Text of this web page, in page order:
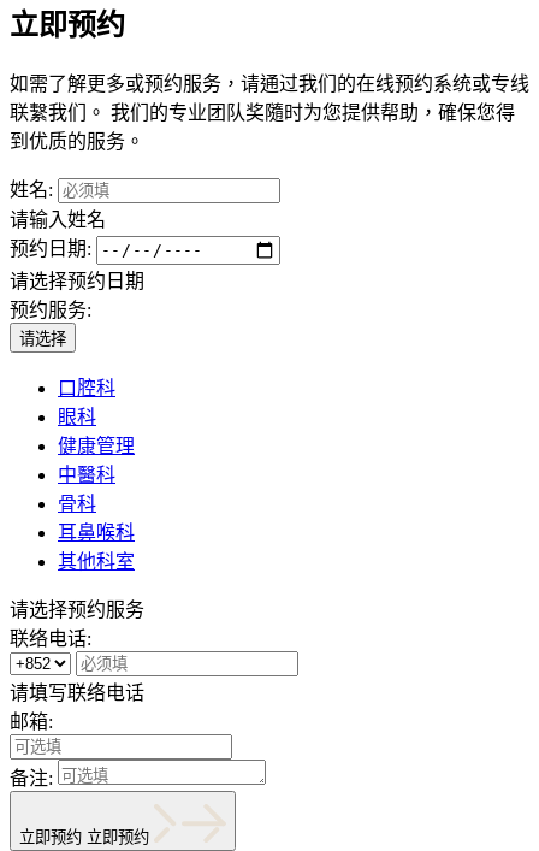
立即预约
如需了解更多或预约服务，请通过我们的在线预约系统或专线
联繫我们。 我们的专业团队奖隨时为您提供帮助，確保您得
到优质的服务。
姓名:
请输入姓名
预约日期:
请选择预约日期
预约服务:
请选择
口腔科
眼科
健康管理
中醫科
骨科
耳鼻喉科
其他科室
请选择预约服务
联络电话:
请填写联络电话
邮箱:
备注:
立即预约 立即预约